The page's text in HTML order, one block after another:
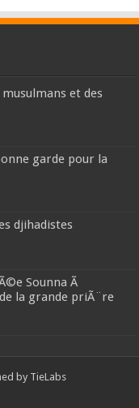
et des
garde pour la
djihadistes
Sounna Ã
la grande priÃ¨re
by TieLabs